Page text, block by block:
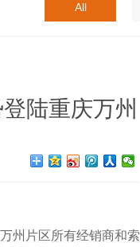
All
陆重庆万州
州片区所有经销商和索